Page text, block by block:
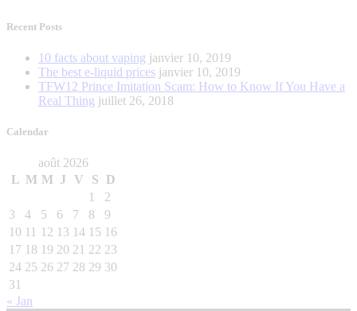
Recent Posts
10 facts about vaping janvier 10, 2019
The best e-liquid prices janvier 10, 2019
TFW12 Prince Imitation Scam: How to Know If You Have a
Real Thing juillet 26, 2018
Calendar
août 2026
L M M J V S
D
1
2
3
4 5 6 7 8
9
10 11 12 13 14 15 16
17 18 19 20 21 22 23
24 25 26 27 28 29 30
31
« Jan